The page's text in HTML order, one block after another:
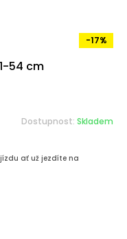
-17%
54 cm
Dostupnost: Skladem
ať už jezdíte na